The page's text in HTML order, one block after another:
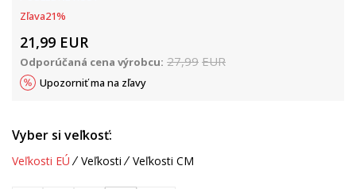
Zľava21%
21,99 EUR
Odporúčaná cena výrobcu: 27,99 EUR
Upozorniť ma na zľavy
Vyber si veľkosť:
Veľkosti EÚ Veľkosti Veľkosti CM